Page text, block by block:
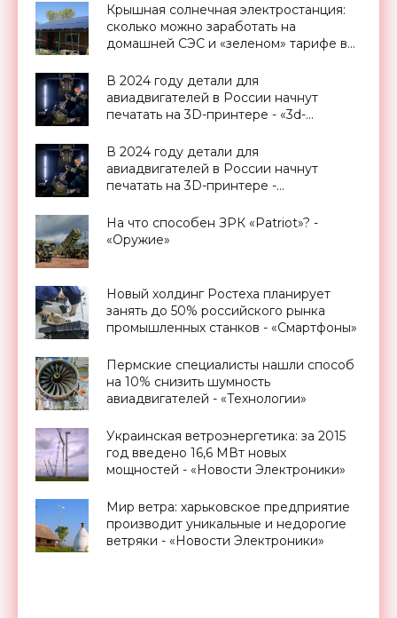
Крышная солнечная электростанция:
сколько можно заработать на
домашней СЭС и «зеленом» тарифе в
В 2024 году детали для
авиадвигателей в России начнут
печатать на 3D-принтере - «3d-
В 2024 году детали для
авиадвигателей в России начнут
печатать на 3D-принтере -
На что способен ЗРК «Patriot»? -
«Оружие»
Новый холдинг Ростеха планирует
занять до 50% российского рынка
промышленных станков - «Смартфоны»
Пермские специалисты нашли способ
на 10% снизить шумность
авиадвигателей - «Технологии»
Украинская ветроэнергетика: за 2015
год введено 16,6 МВт новых
мощностей - «Новости Электроники»
Мир ветра: харьковское предприятие
производит уникальные и недорогие
ветряки - «Новости Электроники»